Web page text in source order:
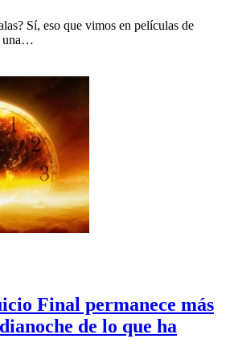
Sí, eso que vimos en películas de
una…
Final permanece más
de lo que ha